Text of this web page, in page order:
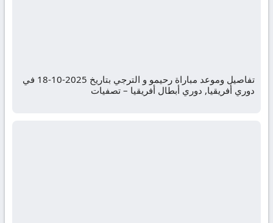
تفاصيل وموعد مباراة رحيمو و الترجي بتاريخ 2025-10-18 في
دوري أفريقيا, دوري أبطال أفريقيا – تصفيات